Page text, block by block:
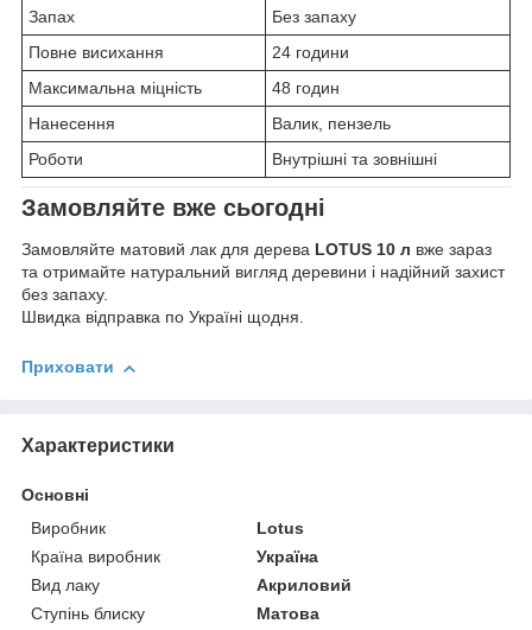
Запах
Без запаху
Повне висихання
24 години
Максимальна міцність
48 годин
Нанесення
Валик, пензель
Роботи
Внутрішні та зовнішні
Замовляйте вже сьогодні
Замовляйте матовий лак для дерева LOTUS 10 л вже зараз
та отримайте натуральний вигляд деревини і надійний захист
без запаху.
Швидка відправка по Україні щодня.
Приховати
Характеристики
Основні
Виробник
Lotus
Країна виробник
Україна
Вид лаку
Акриловий
Ступінь блиску
Матова